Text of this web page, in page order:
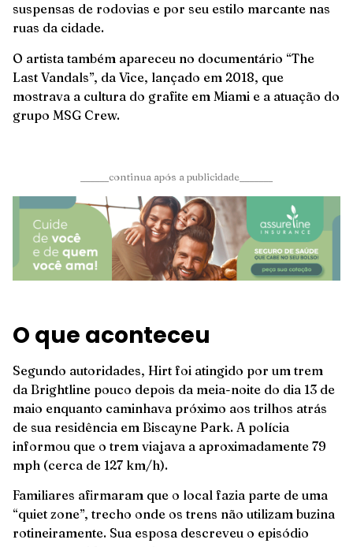
suspensas de rodovias e por seu estilo marcante nas
ruas da cidade.
O artista também apareceu no documentário “The
Last Vandals”, da Vice, lançado em 2018, que
mostrava a cultura do grafite em Miami e a atuação do
grupo MSG Crew.
______continua após a publicidade_______
O que aconteceu
Segundo autoridades, Hirt foi atingido por um trem
da Brightline pouco depois da meia-noite do dia 13 de
maio enquanto caminhava próximo aos trilhos atrás
de sua residência em Biscayne Park. A polícia
informou que o trem viajava a aproximadamente 79
mph (cerca de 127 km/h).
Familiares afirmaram que o local fazia parte de uma
“quiet zone”, trecho onde os trens não utilizam buzina
rotineiramente. Sua esposa descreveu o episódio